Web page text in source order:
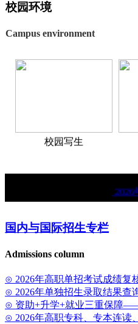
校园环境
Campus environment
校园写生
2026
国内与国际招生专栏
Admissions column
⊙ 2026年高职单招考试成绩复
⊙ 2026年单独招生录取结果查
⊙ 资助+升学+就业三重保障
⊙ 2026年高职专科、专本连读